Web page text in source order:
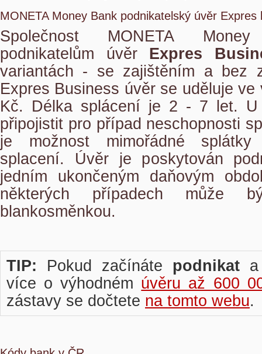
MONETA Money Bank podnikatelský úvěr Expres
Společnost MONETA
podnikatelům úvěr Expres
variantách - se zajištěním a bez
Expres Business úvěr se uděluje
Kč. Délka splácení je 2 - 7 let.
připojistit pro případ neschopnosti
je možnost mimořádné splátky
splacení. Úvěr je poskytován
jedním ukončeným daňovým
některých případech může
blankosměnkou.
TIP: Pokud začínáte podnikat a
více o výhodném úvěru až 600
zástavy se dočtete na tomto webu.